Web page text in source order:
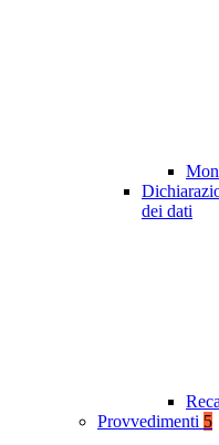
dei dati
Provvedimenti 5